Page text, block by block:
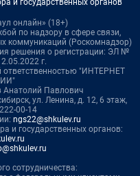
и государственных органов
онлайн» (18+)
по надзору в сфере связи,
коммуникаций (Роскомнадзор)
решения о регистрации: ЭЛ №
г.
ответственностью "ИНТЕРНЕТ
Анатолий Павлович
ул. Ленина, д. 12, 6 этаж,
00-14
ngs22@shkulev.ru
и государственных органов:
сотрудничества: